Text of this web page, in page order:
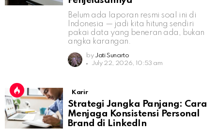
Belum ada laporan resmi soal ini di
Indonesia — jadi kita hitung sendiri
pakai data yang beneran ada, bukan
angka karangan.
by Jati Sunarto
July 22, 2026, 10:53 am
Karir
Strategi Jangka Panjang: Cara
Menjaga Konsistensi Personal
Brand di LinkedIn